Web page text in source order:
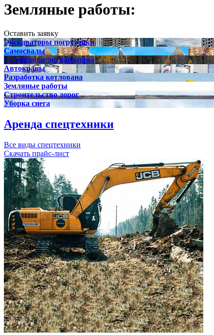
Земляные работы:
Оставить заявку
Экскаваторы погрузчики
Самосвалы
Гусеничные экскаваторы
Автокраны
Разработка котлована
Земляные работы
Строительство дорог
Уборка снега
Аренда спецтехники
Все виды спецтехники
Скачать прайс-лист